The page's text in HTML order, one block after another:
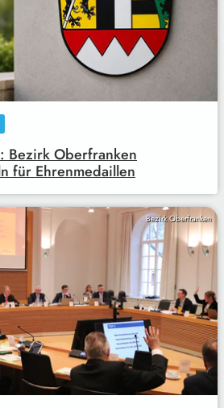
Bezirk Oberfranken
für Ehrenmedaillen
Bezirk Oberfranken